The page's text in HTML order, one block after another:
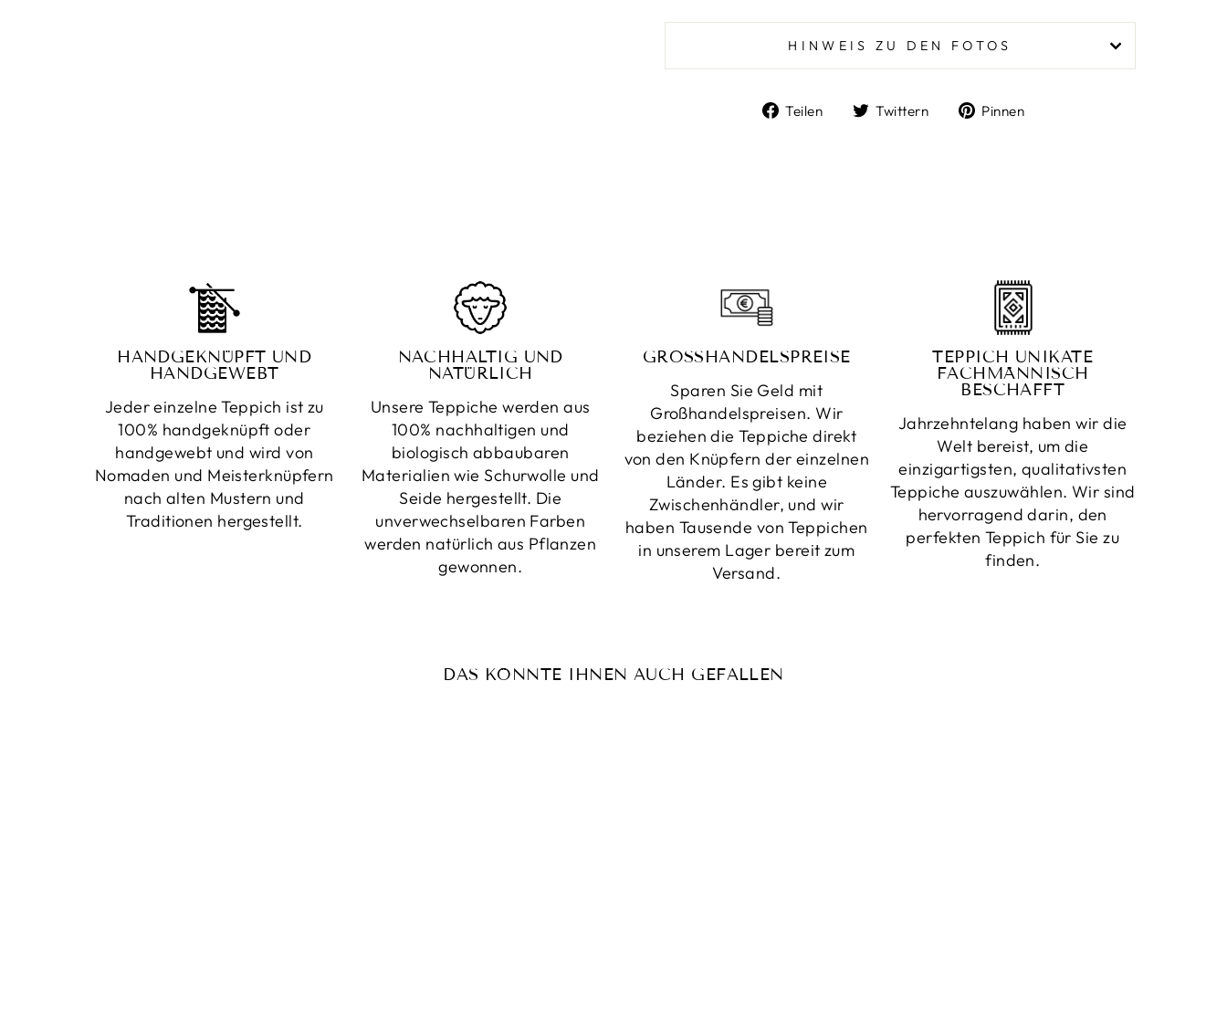
HINWEIS ZU DEN FOTOS
Teilen
Auf
Twittern
Auf
Pinnen
HANDGEKNÜPFT UND
HANDGEWEBT
Jeder einzelne Teppich ist zu
100% handgeknüpft oder
handgewebt und wird von
Nomaden und Meisterknüpfern
nach alten Mustern und
Traditionen hergestellt.
NACHHALTIG UND
NATÜRLICH
Unsere Teppiche werden aus
100% nachhaltigen und
biologisch abbaubaren
Materialien wie Schurwolle und
Seide hergestellt. Die
unverwechselbaren Farben
werden natürlich aus Pflanzen
gewonnen.
GROSSHANDELSPREISE
Sparen Sie Geld mit
Großhandelspreisen. Wir
beziehen die Teppiche direkt
von den Knüpfern der einzelnen
Länder. Es gibt keine
Zwischenhändler, und wir
haben Tausende von Teppichen
in unserem Lager bereit zum
Versand.
TEPPICH UNIKATE
FACHMÄNNISCH
BESCHAFFT
Jahrzehntelang haben wir die
Welt bereist, um die
einzigartigsten, qualitativsten
Teppiche auszuwählen. Wir sind
hervorragend darin, den
perfekten Teppich für Sie zu
finden.
DAS KÖNNTE IHNEN AUCH GEFALLEN